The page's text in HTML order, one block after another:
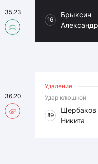
16
Брыксин
Александр
35:23
Удаление
Удар клюшкой
89
Щербаков
Никита
36:20